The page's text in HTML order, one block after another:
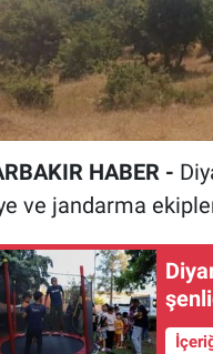
HABER -
ve jandarma